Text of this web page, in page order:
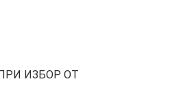
ПРИ ИЗБОР ОТ